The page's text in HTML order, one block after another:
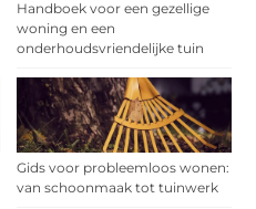
Handboek voor een gezellige
woning en een
onderhoudsvriendelijke tuin
Gids voor probleemloos wonen:
van schoonmaak tot tuinwerk